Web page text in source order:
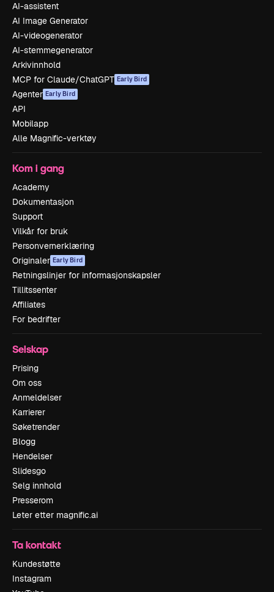
AI-assistent
AI Image Generator
AI-videogenerator
AI-stemmegenerator
Arkivinnhold
MCP for Claude/ChatGPT Early Bird
Agenter Early Bird
API
Mobilapp
Alle Magnific-verktøy
Kom i gang
Academy
Dokumentasjon
Support
Vilkår for bruk
Personvernerklæring
Originaler Early Bird
Retningslinjer for informasjonskapsler
Tillitssenter
Affiliates
For bedrifter
Selskap
Prising
Om oss
Anmeldelser
Karrierer
Søketrender
Blogg
Hendelser
Slidesgo
Selg innhold
Presserom
Leter etter magnific.ai
Ta kontakt
Kundestøtte
Instagram